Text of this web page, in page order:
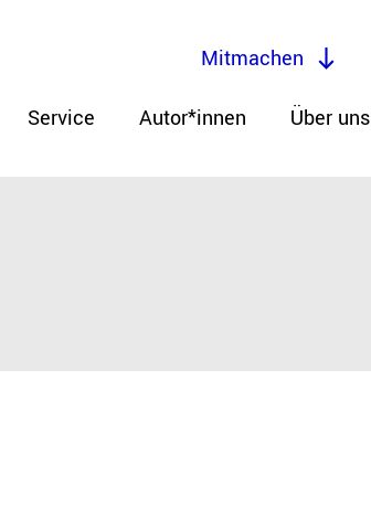
Service Autor*innen Über uns
Mitmachen